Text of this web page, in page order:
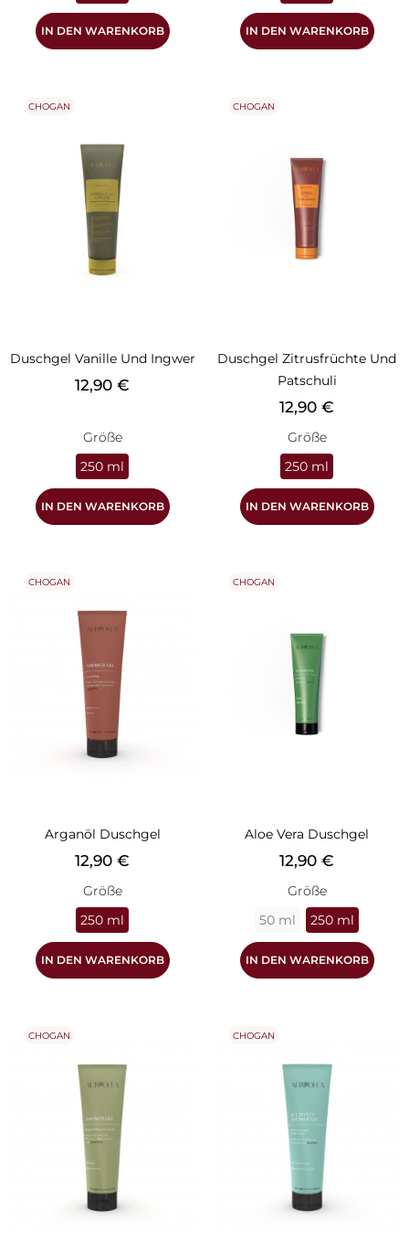
IN DEN WARENKORB IN DEN WARENKORB
Duschgel Vanille Und Ingwer
Preis
12,90 €
Größe
250 ml
IN DEN WARENKORB
CHOGAN
Duschgel Zitrusfrüchte Und
Patschuli
Preis
12,90 €
Größe
250 ml
IN DEN WARENKORB
CHOGAN
Arganöl Duschgel
Preis
12,90 €
Größe
250 ml
IN DEN WARENKORB
CHOGAN
Aloe Vera Duschgel
Preis
12,90 €
Größe
50 ml
250 ml
IN DEN WARENKORB
CHOGAN
CHOGAN CHOGAN